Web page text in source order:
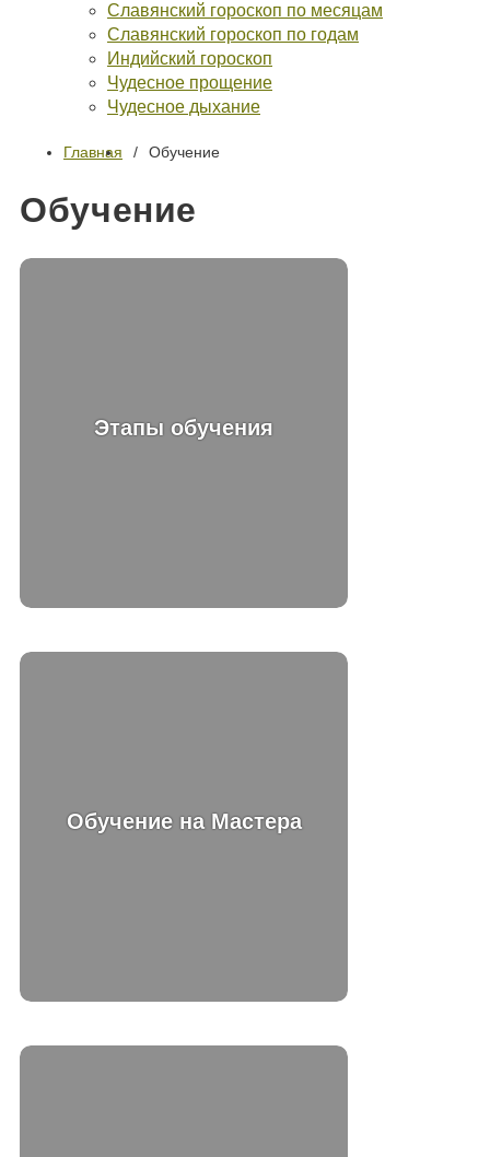
Славянский гороскоп по месяцам
Славянский гороскоп по годам
Индийский гороскоп
Чудесное прощение
Чудесное дыхание
Главная Обучение
Обучение
Этапы обучения
Обучение на Мастера